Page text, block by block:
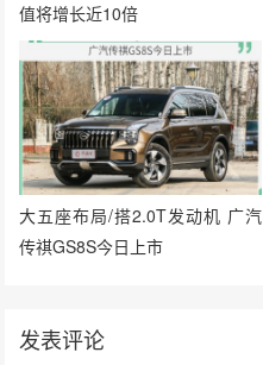
值将增长近10倍
大五座布局/搭2.0T发动机 广汽
传祺GS8S今日上市
发表评论